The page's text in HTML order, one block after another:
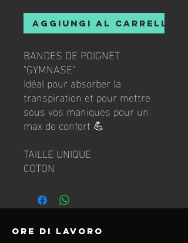
Aggiungi al carrello
BANDES DE POIGNET
"GYMNASE"
Idéal pour absorber la
transpiration et pour mettre
sous vos maniques pour un
max de confort 💪
TAILLE UNIQUE
COTON
Ore di lavoro